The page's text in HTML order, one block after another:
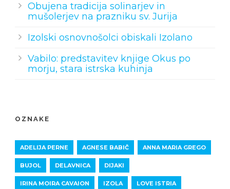
Obujena tradicija solinarjev in
mušolerjev na prazniku sv. Jurija
Izolski osnovnošolci obiskali Izolano
Vabilo: predstavitev knjige Okus po
morju, stara istrska kuhinja
OZNAKE
ADELIJA PERNE AGNESE BABIČ ANNA MARIA GREGO
BUJOL DELAVNICA DIJAKI
IRINA MOIRA CAVAION IZOLA LOVE ISTRIA